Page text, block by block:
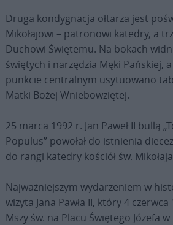
Druga kondygnacja ołtarza jest
Mikołajowi – patronowi katedry, a
Duchowi Świętemu. Na bokach
świętych i narzędzia Męki Pańskiej,
punkcie centralnym usytuowano
Matki Bożej Wniebowziętej.
25 marca 1992 r. Jan Paweł II bullą
Populus” powołał do istnienia
do rangi katedry kościół św.
Najważniejszym wydarzeniem w
wizyta Jana Pawła II, który 4
Mszy św. na Placu Świętego Józefa